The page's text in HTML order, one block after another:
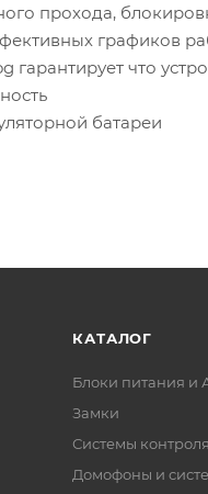
прохода,
графиков
гарантирует что
батареи
КАТАЛОГ
Блоки питания и
Замки
Системы
Домофоны и